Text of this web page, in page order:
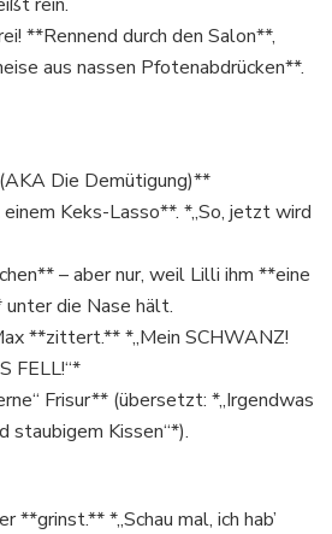
**Rennend durch den Salon**,
aus nassen Pfotenabdrücken**.
Die Demütigung)**
Keks-Lasso**. *„So, jetzt wird
– aber nur, weil Lilli ihm **eine
die Nase hält.
**zittert.** *„Mein SCHWANZ!
FELL!“*
Frisur** (übersetzt: *„Irgendwas
staubigem Kissen“*).
**grinst.** *„Schau mal, ich hab’